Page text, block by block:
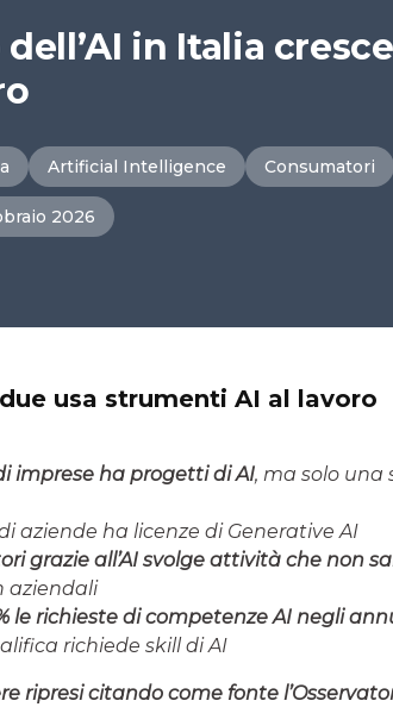
in Italia
Artificial Intelligence Consumatori
2026
usa strumenti AI al lavoro
imprese ha progetti di AI, ma solo una
aziende ha licenze di Generative AI
grazie all’AI svolge attività che non
aziendali
le richieste di competenze AI negli
richiede skill di AI
ripresi citando come fonte